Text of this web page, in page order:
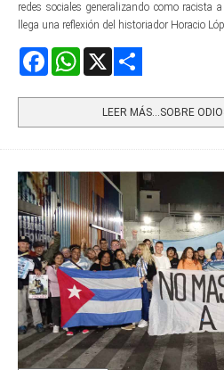
redes sociales generalizando como racista
llega una reflexión del historiador Horacio
FacebookWhatsApp
LEER MÁS…SOBRE